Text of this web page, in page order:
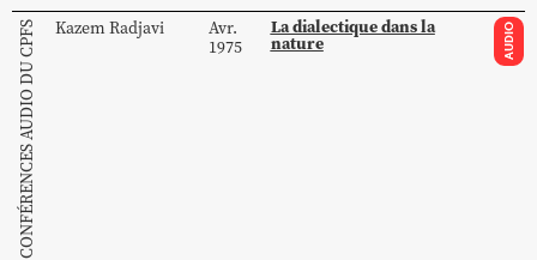
CONFÉRENCES AUDIO DU CPFS Kazem Radjavi
Avr.
1975
La dialectique dans la
nature AUDIO